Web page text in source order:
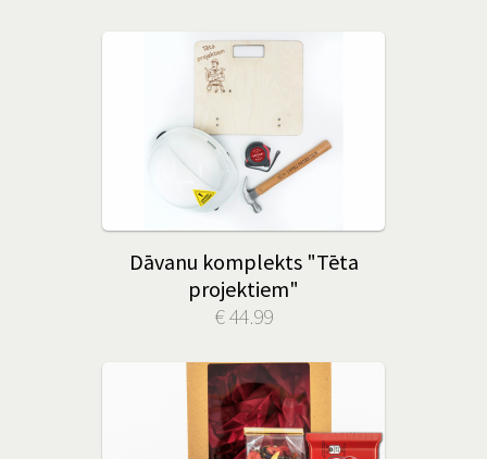
Dāvanu komplekts "Tēta
projektiem"
€ 44.99